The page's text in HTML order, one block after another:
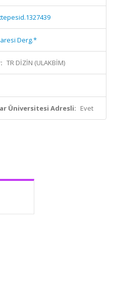
Derg.*
TR DİZİN (ULAKBİM)
Üniversitesi Adresli: Evet